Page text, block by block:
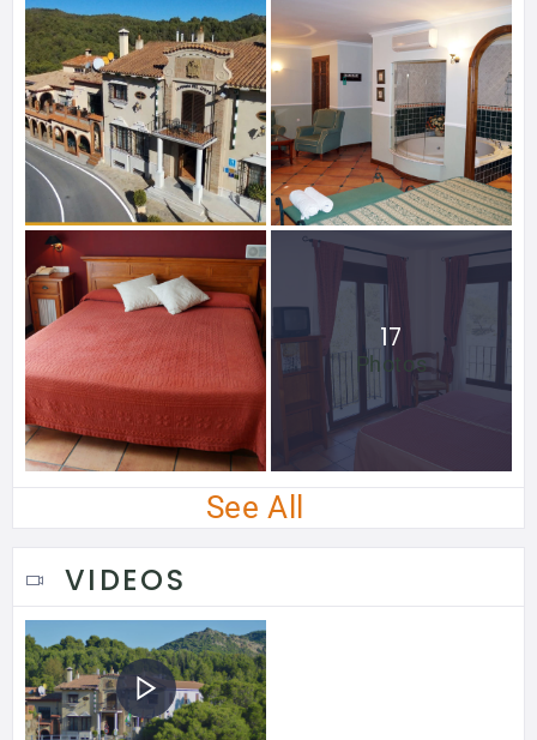
17
Photos
See All
VIDEOS